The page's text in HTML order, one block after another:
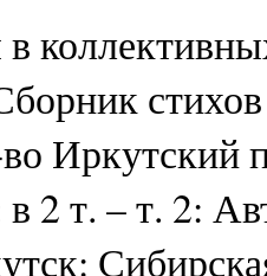
Иркутский
2 т. – т. 2: